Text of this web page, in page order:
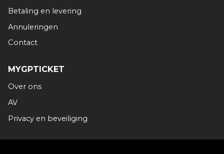
Betaling en levering
Annuleringen
Contact
MYGPTICKET
Over ons
AV
Privacy en beveiliging